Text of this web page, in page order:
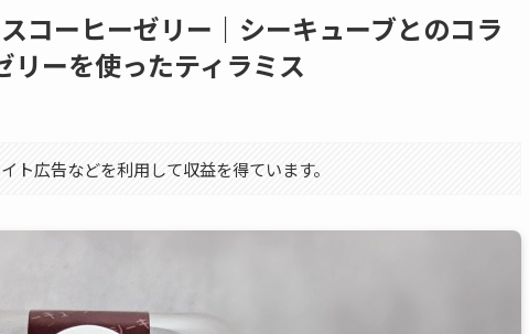
コーヒーゼリー｜シーキューブとのコラ
リーを使ったティラミス
ト広告などを利用して収益を得ています。